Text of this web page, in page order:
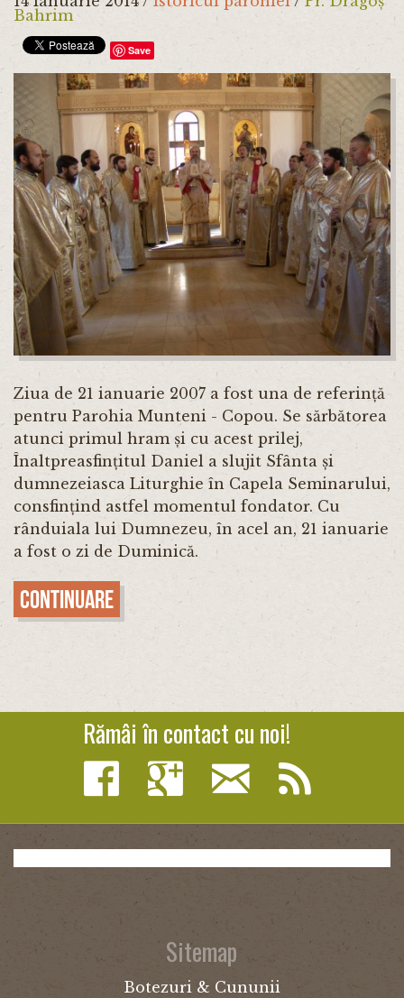
Bahrim
Save
Ziua de 21 ianuarie 2007 a fost una de referință
pentru Parohia Munteni - Copou. Se sărbătorea
atunci primul hram și cu acest prilej,
Înaltpreasfințitul Daniel a slujit Sfânta și
dumnezeiasca Liturghie în Capela Seminarului,
consfințind astfel momentul fondator. Cu
rânduiala lui Dumnezeu, în acel an, 21 ianuarie
a fost o zi de Duminică.
Continuare
Rămâi în contact cu noi!
Sitemap
Botezuri & Cununii